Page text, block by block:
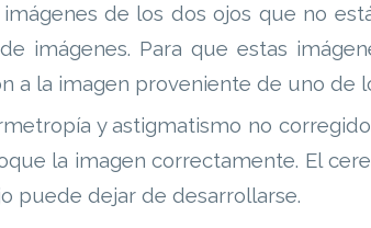
de los dos ojos que no
imágenes. Para que estas
a la imagen proveniente de uno de
y astigmatismo no
la imagen correctamente. El
puede dejar de desarrollarse.